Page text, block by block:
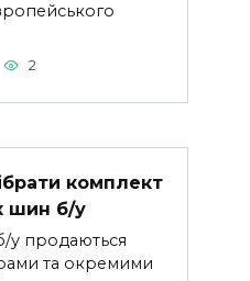
2
комплект
шин б/у
у продаються
та окремими